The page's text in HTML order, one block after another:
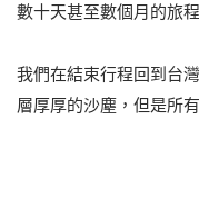
數十天甚至數個月的旅程
我們在結束行程回到台
層厚厚的沙塵，但是所